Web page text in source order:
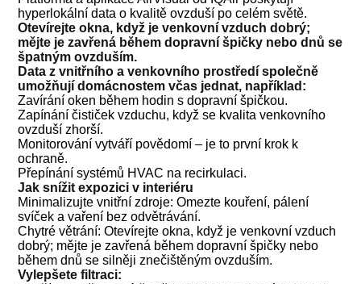
hyperlokální data o kvalitě ovzduší po celém světě.
Otevírejte okna, když je venkovní vzduch dobrý;
mějte je zavřená během dopravní špičky nebo dnů se
špatným ovzduším.
Data z vnitřního a venkovního prostředí společně
umožňují domácnostem včas jednat, například:
Zavírání oken během hodin s dopravní špičkou.
Zapínání čističek vzduchu, když se kvalita venkovního
ovzduší zhorší.
Monitorování vytváří povědomí – je to první krok k
ochraně.
Přepínání systémů HVAC na recirkulaci.
Jak snížit expozici v interiéru
Minimalizujte vnitřní zdroje: Omezte kouření, pálení
svíček a vaření bez odvětrávání.
Chytré větrání: Otevírejte okna, když je venkovní vzduch
dobrý; mějte je zavřená během dopravní špičky nebo
během dnů se silněji znečištěným ovzduším.
Vylepšete filtraci: